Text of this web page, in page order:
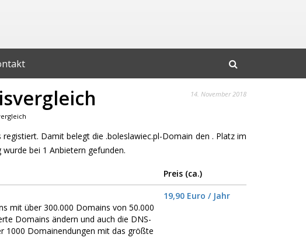
14. November 2018
Damit belegt die .boleslawiec.pl-Domain den . Platz im
bei 1 Anbietern gefunden.
Preis (ca.)
mit über 300.000 Domains von 50.000
Domains ändern und auch die DNS-
1000 Domainendungen mit das größte
19,90 Euro / Jahr